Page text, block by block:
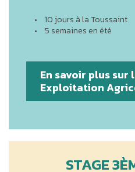
10 jours à la Toussaint
5 semaines en été
En savoir plus sur
Exploitation
STAGE